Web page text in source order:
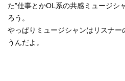
た”仕事とかOL系の共感ミュージシ
ろう。
やっぱりミュージシャンはリスナ
うんだよ。